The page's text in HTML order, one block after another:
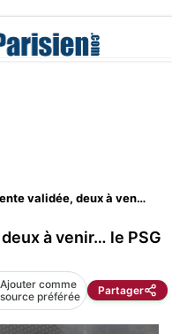
Mercato : Une vente validée, deux à venir… le PSG accélère !
à venir… le PSG
Ajouter comme
source préférée
Partager